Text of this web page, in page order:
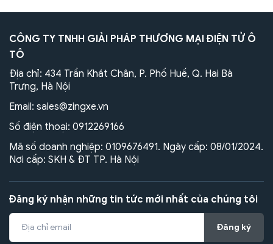
CÔNG TY TNHH GIẢI PHÁP THƯƠNG MẠI ĐIỆN TỬ Ô
TÔ
Địa chỉ: 434 Trần Khát Chân, P. Phố Huế, Q. Hai Bà
Trưng, Hà Nội
Email: sales@zingxe.vn
Số điện thoại: 0912269166
Mã số doanh nghiệp: 0109676491. Ngày cấp: 08/01/2024.
Nơi cấp: SKH & ĐT TP. Hà Nội
Đăng ký nhận những tin tức mới nhất của chúng tôi
Đăng ký